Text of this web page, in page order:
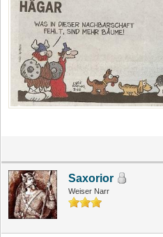
Saxorior
Weiser Narr